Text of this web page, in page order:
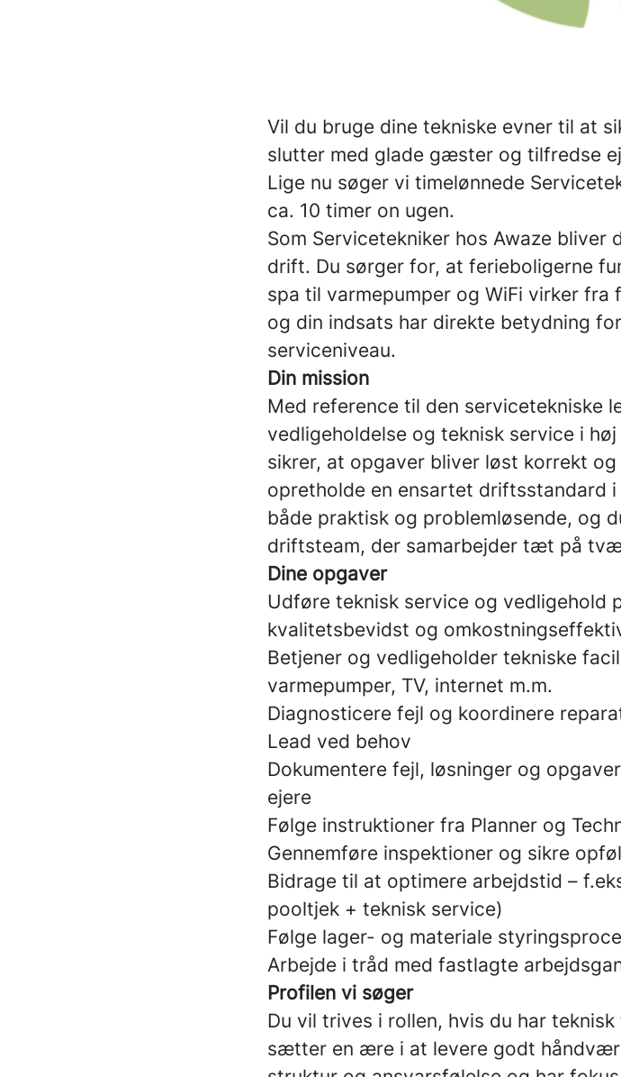
Vil du bruge dine tekniske evner til at
slutter med glade gæster og tilfredse
Lige nu søger vi timelønnede
ca. 10 timer on ugen.
Som Servicetekniker hos Awaze bliver
drift. Du sørger for, at ferieboligerne
spa til varmepumper og WiFi virker fra
og din indsats har direkte betydning
serviceniveau.
Din mission
Med reference til den servicetekniske
vedligeholdelse og teknisk service i
sikrer, at opgaver bliver løst korrekt
opretholde en ensartet driftsstandard
både praktisk og problemløsende, og
driftsteam, der samarbejder tæt på
Dine opgaver
Udføre teknisk service og vedligehold
kvalitetsbevidst og
Betjener og vedligeholder tekniske
varmepumper, TV, internet m.m.
Diagnosticere fejl og koordinere
Lead ved behov
Dokumentere fejl, løsninger og
ejere
Følge instruktioner fra Planner og
Gennemføre inspektioner og sikre
Bidrage til at optimere arbejdstid –
pooltjek + teknisk service)
Følge lager- og materiale
Arbejde i tråd med fastlagte
Profilen vi søger
Du vil trives i rollen, hvis du har
sætter en ære i at levere godt